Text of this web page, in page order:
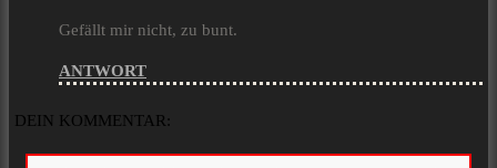
Gefällt mir nicht, zu bunt.
ANTWORT
DEIN KOMMENTAR: